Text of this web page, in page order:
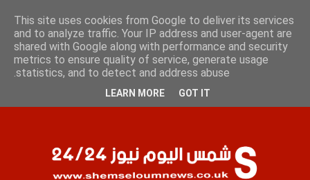
الجمعة 7 أغسطس 2026
الصفحات
This site uses cookies from Google to deliver its services
and to analyze traffic. Your IP address and user-agent are
shared with Google along with performance and security
metrics to ensure quality of service, generate usage
statistics, and to detect and address abuse.
LEARN MORE GOT IT